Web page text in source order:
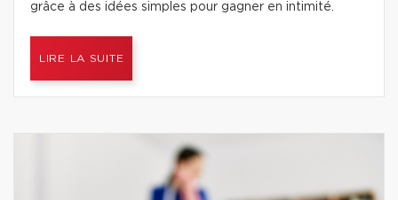
grâce à des idées simples pour gagner en intimité.
LIRE LA SUITE